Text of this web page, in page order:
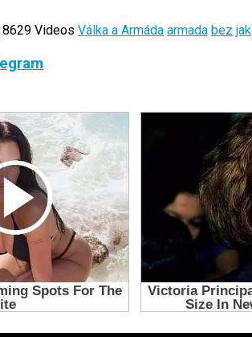
8629 Videos Válka a Armáda armada bez jak